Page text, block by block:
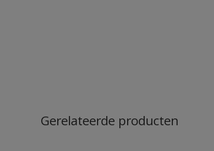
Gerelateerde producten